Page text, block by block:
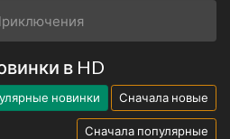
в HD
новинки Сначала новые
Сначала популярные